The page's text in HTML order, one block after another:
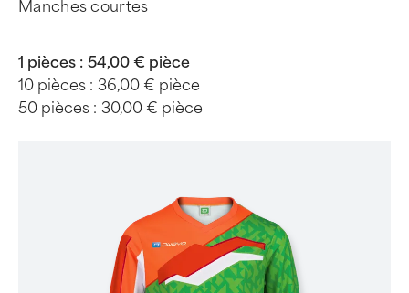
Manches courtes
1 pièces : 54,00 € pièce
10 pièces : 36,00 € pièce
50 pièces : 30,00 € pièce